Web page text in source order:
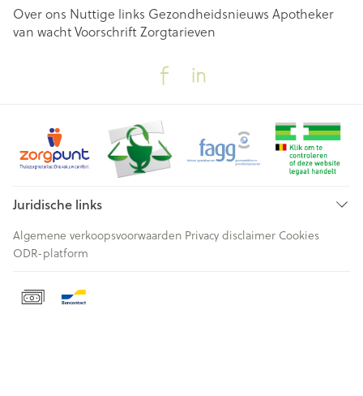
Over ons Nuttige links Gezondheidsnieuws Apotheker
van wachtVoorschriftZorgtarieven
Juridische links
Algemene verkoopsvoorwaarden Privacy disclaimer Cookies
ODR-platform